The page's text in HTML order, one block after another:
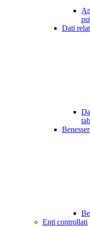
Dati
Enti controllati